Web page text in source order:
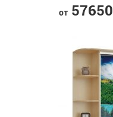
от 57650